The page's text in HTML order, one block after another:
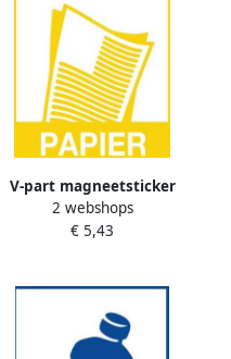
V-part magneetsticker
PAPIER geel
2 webshops
€ 5,43